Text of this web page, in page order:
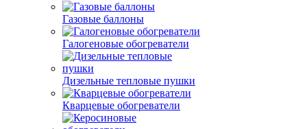
Газовые баллоны
Галогеновые обогреватели
Дизельные тепловые пушки
Кварцевые обогреватели